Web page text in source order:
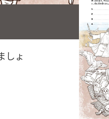
しょ